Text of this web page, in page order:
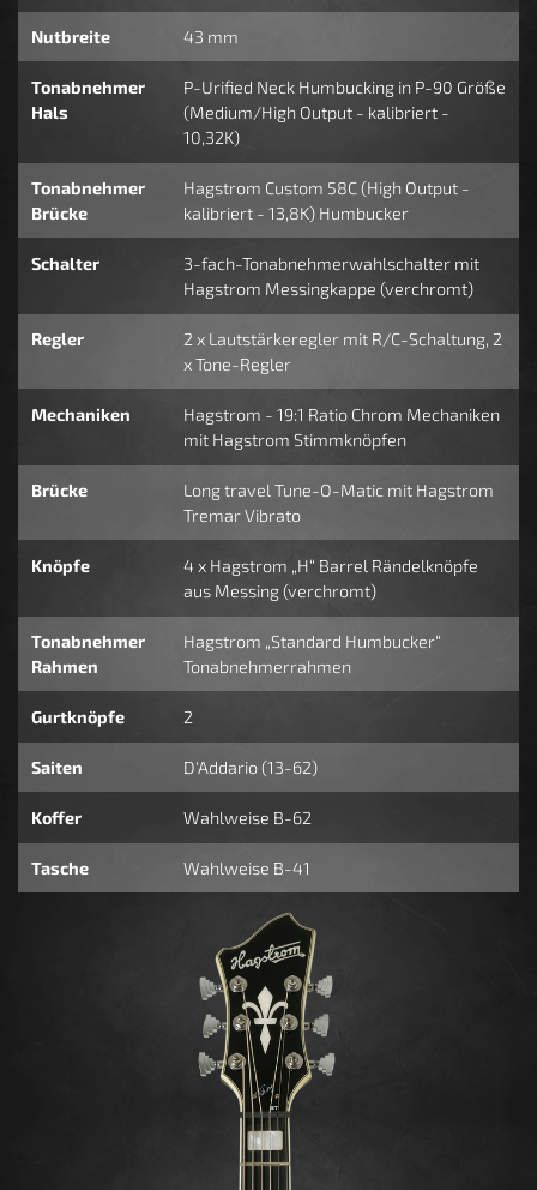
Nutbreite 43 mm
Tonabnehmer
Hals
P-Urified Neck Humbucking in P-90 Größe
(Medium/High Output - kalibriert -
10,32K)
Tonabnehmer
Brücke
Hagstrom Custom 58C (High Output -
kalibriert - 13,8K) Humbucker
Schalter
3-fach-Tonabnehmerwahlschalter mit
Hagstrom Messingkappe (verchromt)
Regler
2 x Lautstärkeregler mit R/C-Schaltung, 2
x Tone-Regler
Mechaniken
Hagstrom - 19:1 Ratio Chrom Mechaniken
mit Hagstrom Stimmknöpfen
Brücke
Long travel Tune-O-Matic mit Hagstrom
Tremar Vibrato
Knöpfe
4 x Hagstrom „H“ Barrel Rändelknöpfe
aus Messing (verchromt)
Tonabnehmer
Rahmen
Hagstrom „Standard Humbucker“
Tonabnehmerrahmen
Gurtknöpfe 2
Saiten D'Addario (13-62)
Koffer Wahlweise B-62
Tasche Wahlweise B-41